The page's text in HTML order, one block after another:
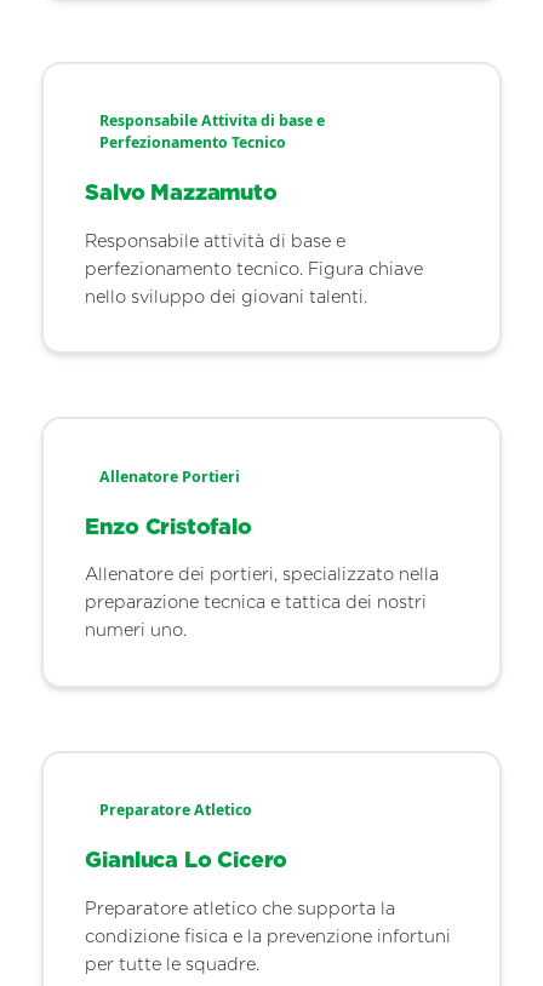
Responsabile Attivita di base e
Perfezionamento Tecnico
Salvo Mazzamuto
Responsabile attività di base e
perfezionamento tecnico. Figura chiave
nello sviluppo dei giovani talenti.
Allenatore Portieri
Enzo Cristofalo
Allenatore dei portieri, specializzato nella
preparazione tecnica e tattica dei nostri
numeri uno.
Preparatore Atletico
Gianluca Lo Cicero
Preparatore atletico che supporta la
condizione fisica e la prevenzione infortuni
per tutte le squadre.